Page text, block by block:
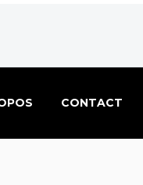
CONTACT